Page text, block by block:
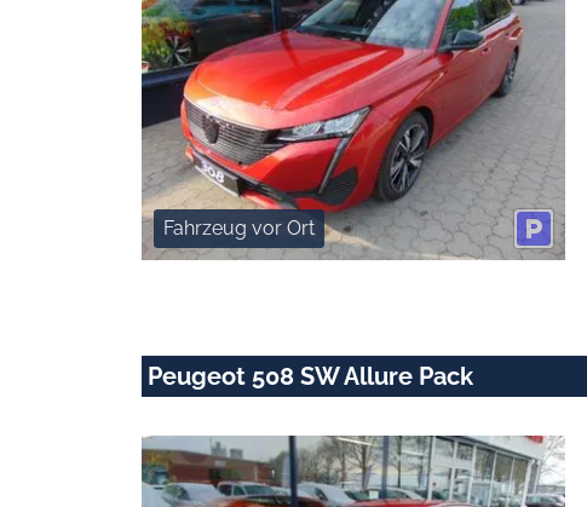
Fahrzeug vor Ort
Peugeot 508 SW Allure Pack